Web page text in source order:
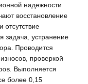
надежности
восстановление
отсутствие
задача, устранение
Проводится
проверкой
Выполняется
более 0,15